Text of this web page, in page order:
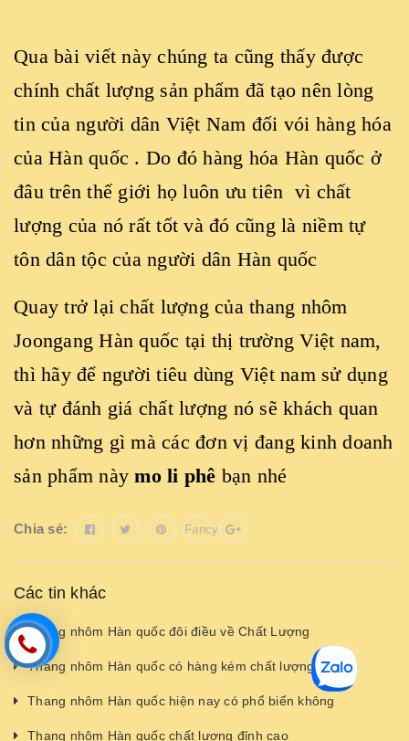
Qua bài viết này chúng ta cũng thấy được
chính chất lượng sản phẩm đã tạo nên lòng
tin của người dân Việt Nam đối vói hàng hóa
của Hàn quốc . Do đó hàng hóa Hàn quốc ở
đâu trên thế giới họ luôn ưu tiên vì chất
lượng của nó rất tốt và đó cũng là niềm tự
tôn dân tộc của người dân Hàn quốc
Quay trở lại chất lượng của thang nhôm
Joongang Hàn quốc tại thị trường Việt nam,
thì hãy để người tiêu dùng Việt nam sử dụng
và tự đánh giá chất lượng nó sẽ khách quan
hơn những gì mà các đơn vị đang kinh doanh
sản phẩm nàymo li phê bạn nhé
Chia sẻ: Fancy
Các tin khác
Thang nhôm Hàn quốc đôi điều về Chất Lượng
Thang nhôm Hàn quốc có hàng kém chất lượng không
Thang nhôm Hàn quốc hiện nay có phổ biến không
Thang nhôm Hàn quốc chất lượng đỉnh cao